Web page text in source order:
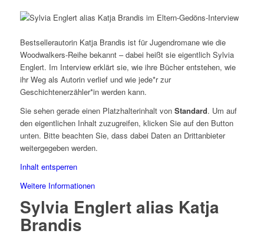
Bestsellerautorin Katja Brandis ist für Jugendromane wie die
Woodwalkers-Reihe bekannt – dabei heißt sie eigentlich Sylvia
Englert. Im Interview erklärt sie, wie ihre Bücher entstehen, wie
ihr Weg als Autorin verlief und wie jede*r zur
Geschichtenerzähler*in werden kann.
Sie sehen gerade einen Platzhalterinhalt von Standard. Um auf
den eigentlichen Inhalt zuzugreifen, klicken Sie auf den Button
unten. Bitte beachten Sie, dass dabei Daten an Drittanbieter
weitergegeben werden.
Inhalt entsperren
Weitere Informationen
Sylvia Englert alias Katja
Brandis